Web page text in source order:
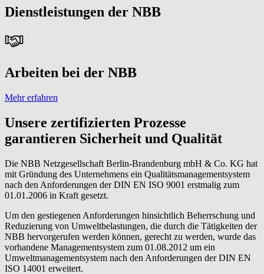
Dienstleistungen der NBB
Arbeiten bei der NBB
Mehr erfahren
Unsere zertifizierten Prozesse
garantieren Sicherheit und Qualität
Die NBB Netzgesellschaft Berlin-Brandenburg mbH & Co. KG hat
mit Gründung des Unternehmens ein Qualitätsmanagementsystem
nach den Anforderungen der DIN EN ISO 9001 erstmalig zum
01.01.2006 in Kraft gesetzt.
Um den gestiegenen Anforderungen hinsichtlich Beherrschung und
Reduzierung von Umweltbelastungen, die durch die Tätigkeiten der
NBB hervorgerufen werden können, gerecht zu werden, wurde das
vorhandene Managementsystem zum 01.08.2012 um ein
Umweltmanagementsystem nach den Anforderungen der DIN EN
ISO 14001 erweitert.